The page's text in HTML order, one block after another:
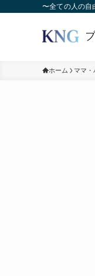
〜全ての人の自
ホーム ママ・